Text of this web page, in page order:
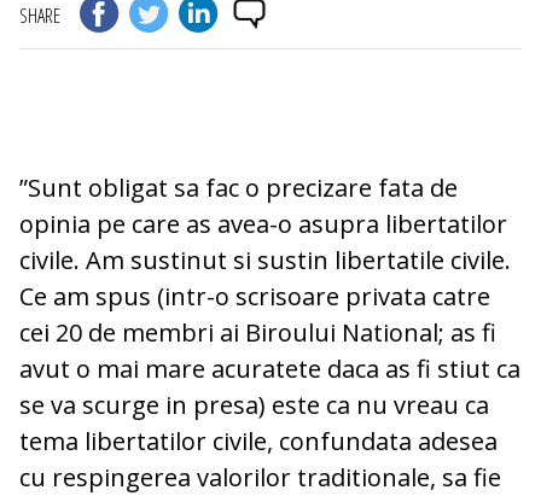
SHARE
”Sunt obligat sa fac o precizare fata de
opinia pe care as avea-o asupra libertatilor
civile. Am sustinut si sustin libertatile civile.
Ce am spus (intr-o scrisoare privata catre
cei 20 de membri ai Biroului National; as fi
avut o mai mare acuratete daca as fi stiut ca
se va scurge in presa) este ca nu vreau ca
tema libertatilor civile, confundata adesea
cu respingerea valorilor traditionale, sa fie